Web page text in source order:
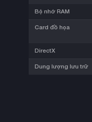
Bộ nhớ RAM
Card đồ họa
DirectX
Dung lượng lưu trữ